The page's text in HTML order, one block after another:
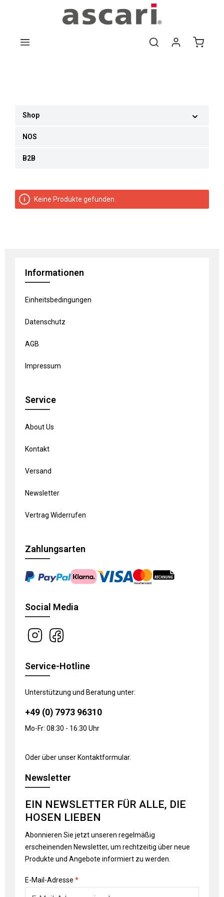
Zum Hauptinhalt springen
Shop
NOS
B2B
Keine Produkte gefunden.
Informationen
Einheitsbedingungen
Datenschutz
AGB
Impressum
Service
About Us
Kontakt
Versand
Newsletter
Vertrag Widerrufen
Zahlungsarten
Social Media
Service-Hotline
Unterstützung und Beratung unter:
+49 (0) 7973 96310
Mo-Fr: 08:30 - 16:30 Uhr
Oder über unser Kontaktformular.
Newsletter
EIN NEWSLETTER FÜR ALLE, DIE
HOSEN LIEBEN
Abonnieren Sie jetzt unseren regelmäßig
erscheinenden Newsletter, um rechtzeitig über neue
Produkte und Angebote informiert zu werden.
E-Mail-Adresse *